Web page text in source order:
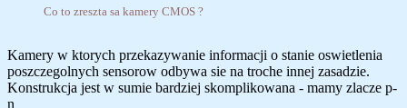
Co to zreszta sa kamery CMOS ?
Kamery w ktorych przekazywanie informacji o stanie oswietlenia
poszczegolnych sensorow odbywa sie na troche innej zasadzie.
Konstrukcja jest w sumie bardziej skomplikowana - mamy zlacze p-
n